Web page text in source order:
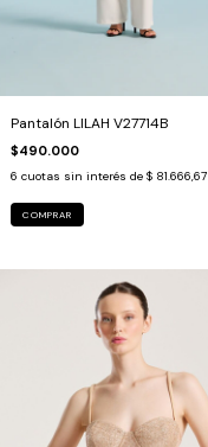
Pantalón LILAH V27714B
$490.000
6 cuotas sin interés de $ 81.666,67
COMPRAR